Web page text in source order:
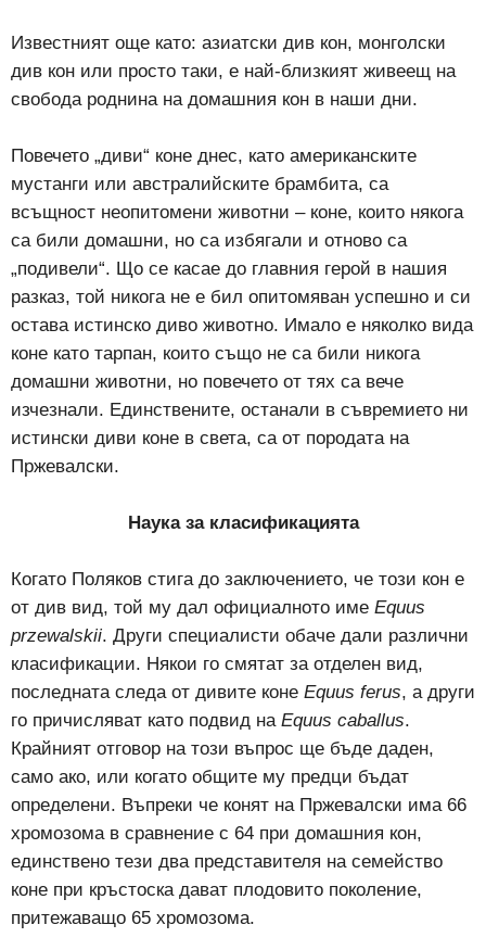
Известният още като: азиатски див кон, монголски
див кон или просто таки, е най-близкият живеещ на
свобода роднина на домашния кон в наши дни.
Повечето „диви“ коне днес, като американските
мустанги или австралийските брамбита, са
всъщност неопитомени животни – коне, които някога
са били домашни, но са избягали и отново са
„подивели“. Що се касае до главния герой в нашия
разказ, той никога не е бил опитомяван успешно и си
остава истинско диво животно. Имало е няколко вида
коне като тарпан, които също не са били никога
домашни животни, но повечето от тях са вече
изчезнали. Единствените, останали в съвремието ни
истински диви коне в света, са от породата на
Пржевалски.
Наука за класификацията
Когато Поляков стига до заключението, че този кон е
от див вид, той му дал официалното име Equus
przewalskii. Други специалисти обаче дали различни
класификации. Някои го смятат за отделен вид,
последната следа от дивите коне Equus ferus, а други
го причисляват като подвид на Equus caballus.
Крайният отговор на този въпрос ще бъде даден,
само ако, или когато общите му предци бъдат
определени. Въпреки че конят на Пржевалски има 66
хромозома в сравнение с 64 при домашния кон,
единствено тези два представителя на семейство
коне при кръстоска дават плодовито поколение,
притежаващо 65 хромозома.